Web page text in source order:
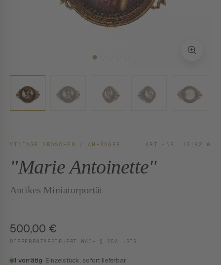
VINTAGE BROSCHEN / ANHÄNGER ART.-NR. 15192.0
"Marie Antoinette"
Antikes Miniaturportät
500,00 €
DIFFERENZBESTEUERT NACH § 25A USTG.
1 vorrätig· Einzelstück, sofort lieferbar